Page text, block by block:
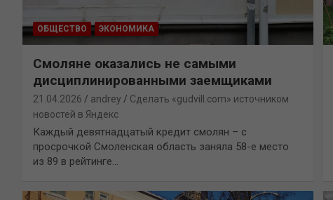
ОБЩЕСТВО ЭКОНОМИКА
Смоляне оказались не самыми
дисциплинированными заемщиками
21.04.2026 andrey
Сделать «gudvill.com» источником
новостей в Яндекс
Каждый девятнадцатый кредит смолян – с
просрочкой Смоленская область заняла 58-е место
из 89 в рейтинге…